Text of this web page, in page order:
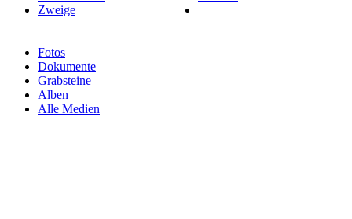
Fotos
Dokumente
Grabsteine
Alben
Alle Medien
Zweige